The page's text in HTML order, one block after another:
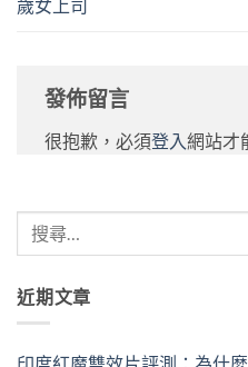
歲女上司
發佈留言
很抱歉，必須登入網站才
近期文章